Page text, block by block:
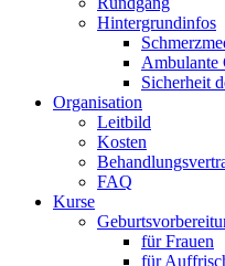
Hintergrundinfos
Ambulante
Sicherheit
Organisation
Leitbild
Kosten
FAQ
Kurse
für Frauen
für